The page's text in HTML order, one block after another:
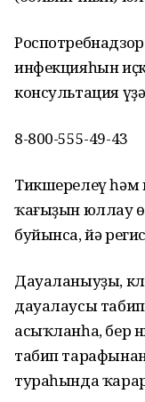
инфекцияһын
консультация
8-800-555-49-43
Тикшерелеү
ҡағыҙын юллау
буйынса, йә
Дауаланыуҙы,
дауалаусы
асыҡланһа, бер
табип
тураһында